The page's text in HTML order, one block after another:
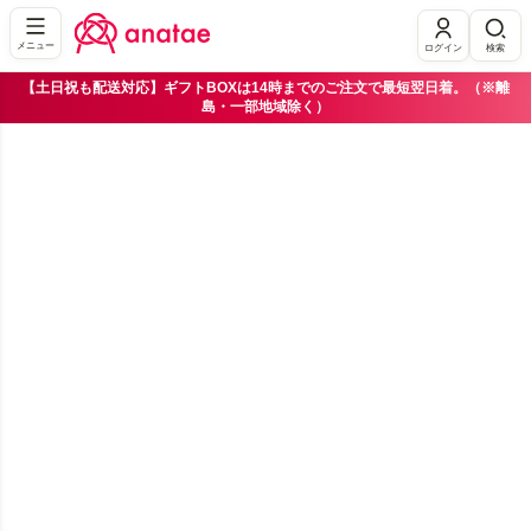
メニュー ログイン 検索
【土日祝も配送対応】ギフトBOXは14時までのご注文で最短翌日着。（※離
島・一部地域除く）